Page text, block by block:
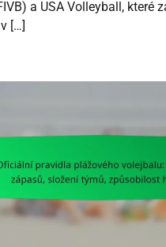
a USA Volleyball, které
[…]